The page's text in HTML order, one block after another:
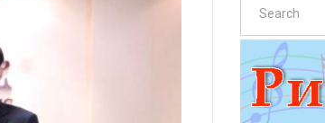
Search